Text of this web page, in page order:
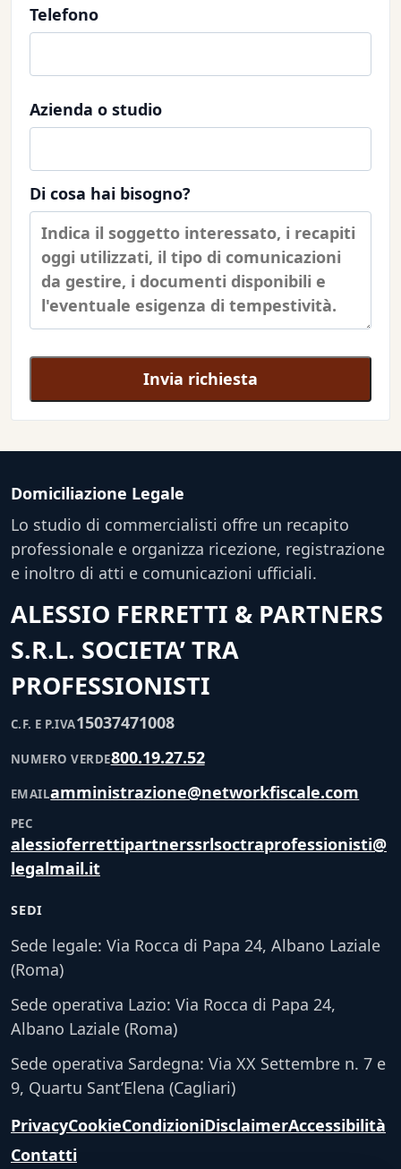
Telefono
Azienda o studio
Di cosa hai bisogno?
Invia richiesta
Domiciliazione Legale
Lo studio di commercialisti offre un recapito
professionale e organizza ricezione, registrazione
e inoltro di atti e comunicazioni ufficiali.
ALESSIO FERRETTI & PARTNERS
S.R.L. SOCIETA’ TRA
PROFESSIONISTI
C.F. E P.IVA15037471008
NUMERO VERDE800.19.27.52
EMAILamministrazione@networkfiscale.com
PEC
alessioferrettipartnerssrlsoctraprofessionisti@
legalmail.it
SEDI
Sede legale: Via Rocca di Papa 24, Albano Laziale
(Roma)
Sede operativa Lazio: Via Rocca di Papa 24,
Albano Laziale (Roma)
Sede operativa Sardegna: Via XX Settembre n. 7 e
9, Quartu Sant’Elena (Cagliari)
PrivacyCookieCondizioniDisclaimerAccessibilità
Contatti